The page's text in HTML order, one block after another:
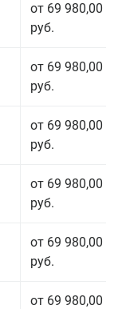
от 69 980,00
руб.
от 69 980,00
руб.
от 69 980,00
руб.
от 69 980,00
руб.
от 69 980,00
руб.
от 69 980,00